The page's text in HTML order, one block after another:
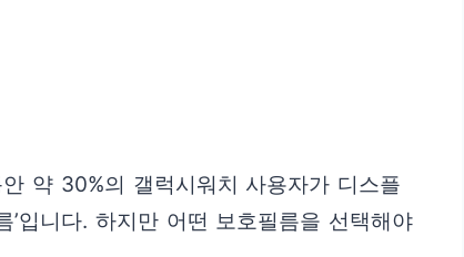
약 30%의 갤럭시워치 사용자가 디스플
입니다. 하지만 어떤 보호필름을 선택해야